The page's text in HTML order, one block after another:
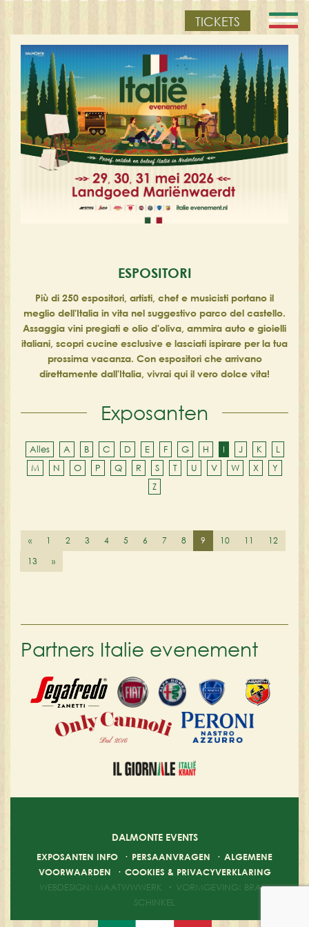
TICKETS
ESPOSITORI
Più di 250 espositori, artisti, chef e musicisti portano il
meglio dell'Italia in vita nel suggestivo parco del castello.
Assaggia vini pregiati e olio d'oliva, ammira auto e gioielli
italiani, scopri cucine esclusive e lasciati ispirare per la tua
prossima vacanza. Con espositori che arrivano
direttamente dall'Italia, vivrai qui il vero dolce vita!
Exposanten
Alles A B C D E F G H I J K
L
M
N O P Q R S T U V W X
Y
Z
« 1 2 3 4 5 6 7 8 9 10 11
12
13
»
Partners Italie evenement
DALMONTE EVENTS
EXPOSANTEN INFO · PERSAANVRAGEN · ALGEMENE
VOORWAARDEN · COOKIES & PRIVACYVERKLARING
WEBDESIGN: MAATWWWERK
· VORMGEVING: BRAM
SCHINKEL